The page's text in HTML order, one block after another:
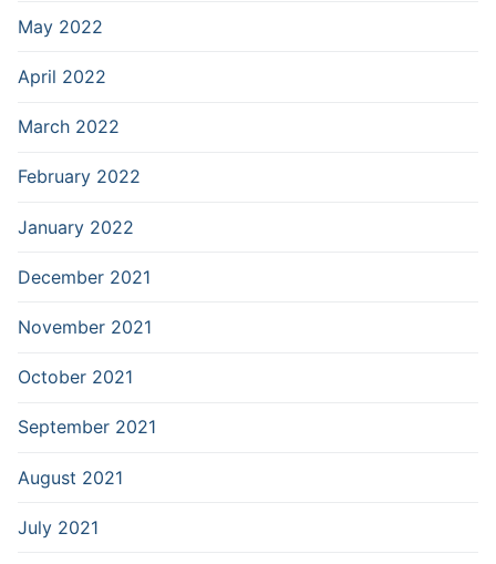
May 2022
April 2022
March 2022
February 2022
January 2022
December 2021
November 2021
October 2021
September 2021
August 2021
July 2021